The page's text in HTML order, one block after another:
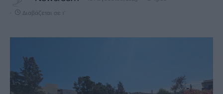
Διαβάζεται σε 1'